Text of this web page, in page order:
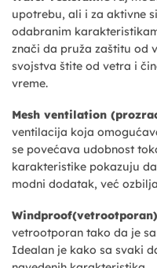
upotrebu, ali i za aktivne
odabranim
znači da pruža zaštitu od
svojstva štite od vetra i
vreme.
Mesh ventilation
ventilacija koja
se povećava udobnost
karakteristike pokazuju
modni dodatak, već
Windproof(vetrootporan)
vetrootporan tako da je
Idealan je kako sa svaki